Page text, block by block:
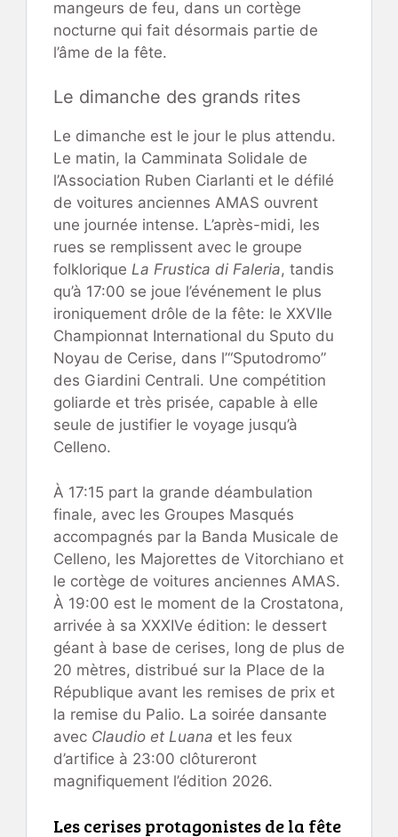
mangeurs de feu, dans un cortège
nocturne qui fait désormais partie de
l’âme de la fête.
Le dimanche des grands rites
Le dimanche est le jour le plus attendu.
Le matin, la Camminata Solidale de
l’Association Ruben Ciarlanti et le défilé
de voitures anciennes AMAS ouvrent
une journée intense. L’après-midi, les
rues se remplissent avec le groupe
folklorique La Frustica di Faleria, tandis
qu’à 17:00 se joue l’événement le plus
ironiquement drôle de la fête: le XXVIIe
Championnat International du Sputo du
Noyau de Cerise, dans l’“Sputodromo”
des Giardini Centrali. Une compétition
goliarde et très prisée, capable à elle
seule de justifier le voyage jusqu’à
Celleno.
À 17:15 part la grande déambulation
finale, avec les Groupes Masqués
accompagnés par la Banda Musicale de
Celleno, les Majorettes de Vitorchiano et
le cortège de voitures anciennes AMAS.
À 19:00 est le moment de la Crostatona,
arrivée à sa XXXIVe édition: le dessert
géant à base de cerises, long de plus de
20 mètres, distribué sur la Place de la
République avant les remises de prix et
la remise du Palio. La soirée dansante
avec Claudio et Luana et les feux
d’artifice à 23:00 clôtureront
magnifiquement l’édition 2026.
Les cerises protagonistes de la fête